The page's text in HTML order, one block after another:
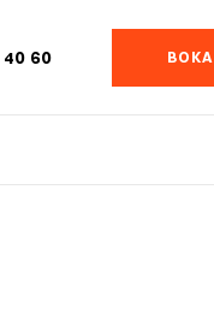
60